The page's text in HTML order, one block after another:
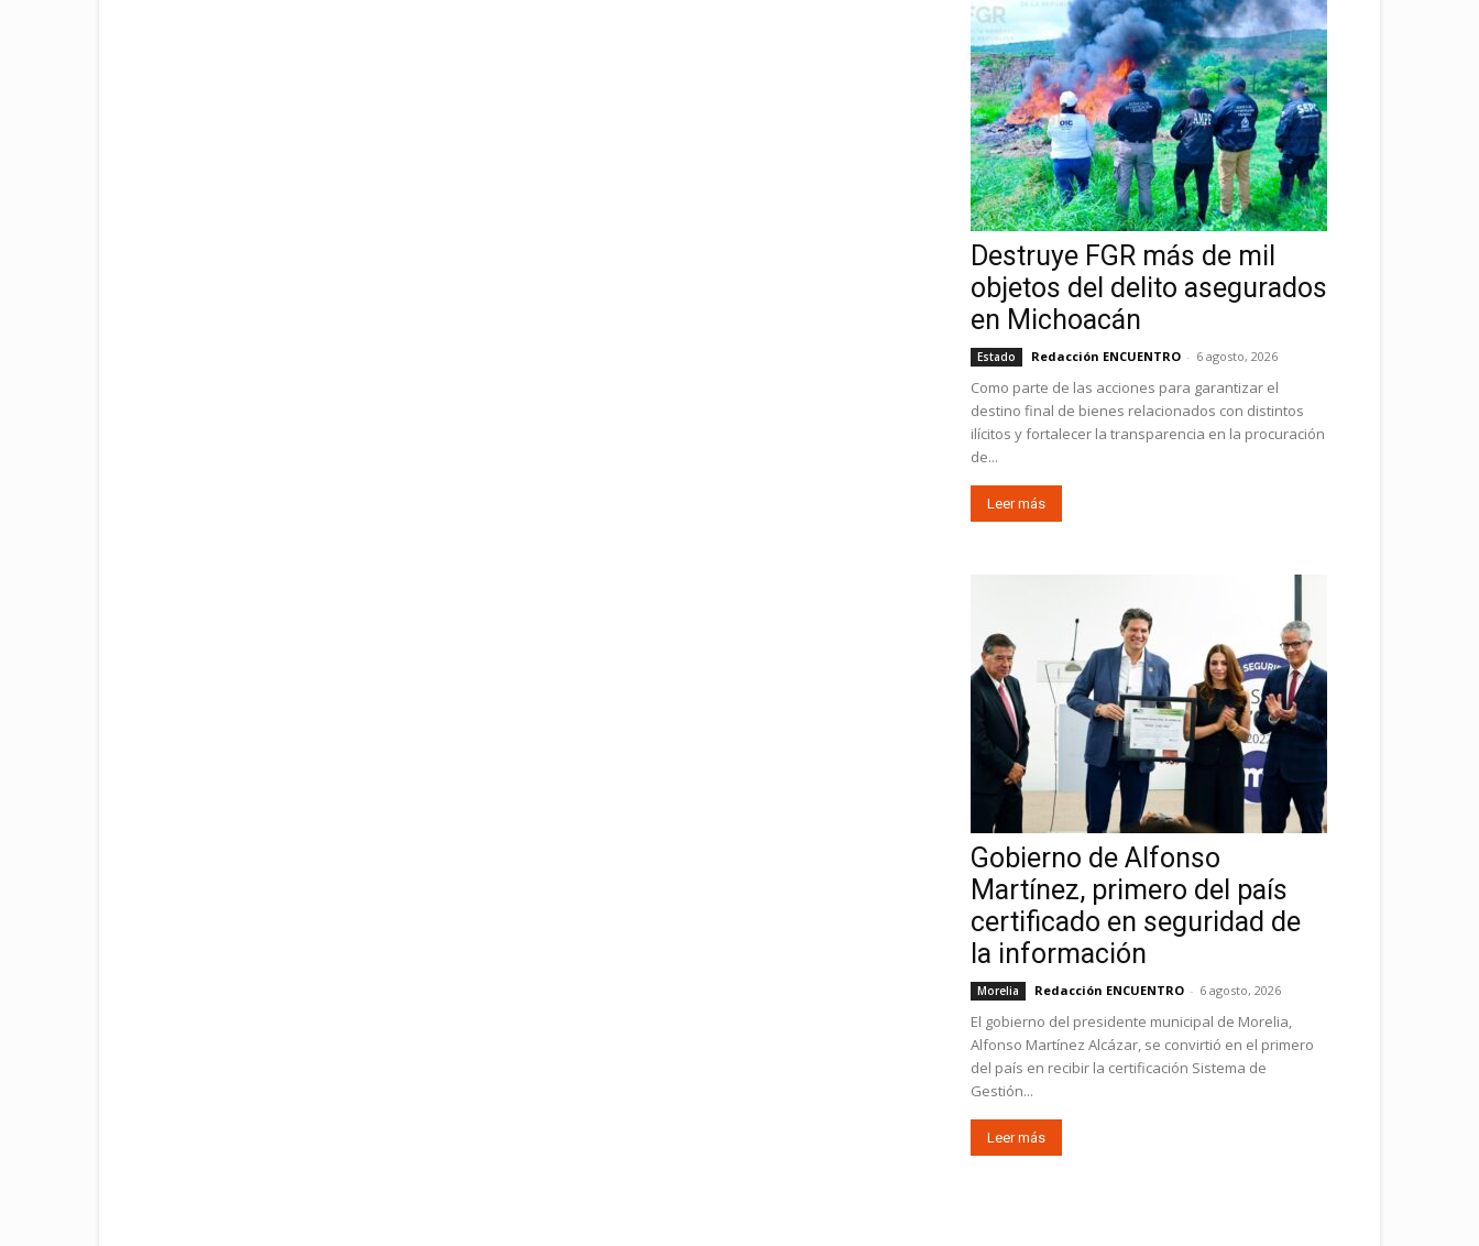
Destruye FGR más de mil
objetos del delito asegurados
en Michoacán
Estado Redacción ENCUENTRO - 6 agosto, 2026
Como parte de las acciones para garantizar el
destino final de bienes relacionados con distintos
ilícitos y fortalecer la transparencia en la procuración
de...
Leer más
Gobierno de Alfonso
Martínez, primero del país
certificado en seguridad de
la información
Morelia Redacción ENCUENTRO - 6 agosto, 2026
El gobierno del presidente municipal de Morelia,
Alfonso Martínez Alcázar, se convirtió en el primero
del país en recibir la certificación Sistema de
Gestión...
Leer más